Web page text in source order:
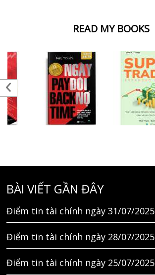
READ MY BOOKS
BÀI VIẾT GẦN ĐÂY
Điểm tin tài chính ngày 31/07/2025
Điểm tin tài chính ngày 28/07/2025
Điểm tin tài chính ngày 25/07/2025